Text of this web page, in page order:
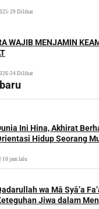
•29 Dilihat
WAJIB MENJAMIN
•24 Dilihat
Ini Hina, Akhirat
Hidup Seorang
10 jam lalu
wa Mā Syā’a
Jiwa dalam